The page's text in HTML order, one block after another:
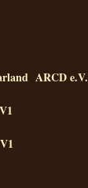
ARCD e.V.